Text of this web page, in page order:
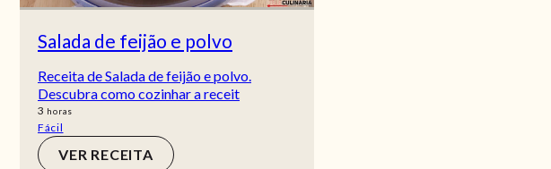
Salada de feijão e polvo
Receita de Salada de feijão e polvo.
Descubra como cozinhar a receit
3 horas
horas
Fácil
VER RECEITA